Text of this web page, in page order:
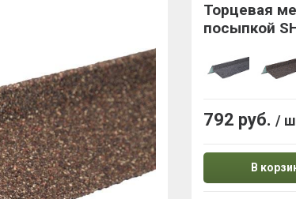
Торцевая
посыпкой
792 руб. /
В